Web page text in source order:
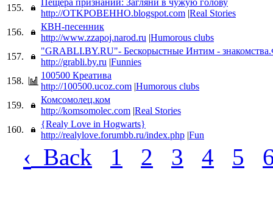
155.
http://OTKPOBEHHO.blogspot.com |Real Stories
156.
КВН-песенник
http://www.zzapoj.narod.ru |Humorous clubs
157.
"GRABLI.BY.RU"- Бескорыстные Интим -
http://grabli.by.ru |Funnies
158.
100500 Креатива
http://100500.ucoz.com |Humorous clubs
159.
Комсомолец.ком
http://komsomolec.com |Real Stories
160.
{Realy Love in Hogwarts}
http://realylove.forumbb.ru/index.php |Fun
‹ Back 1 2 3 4 5